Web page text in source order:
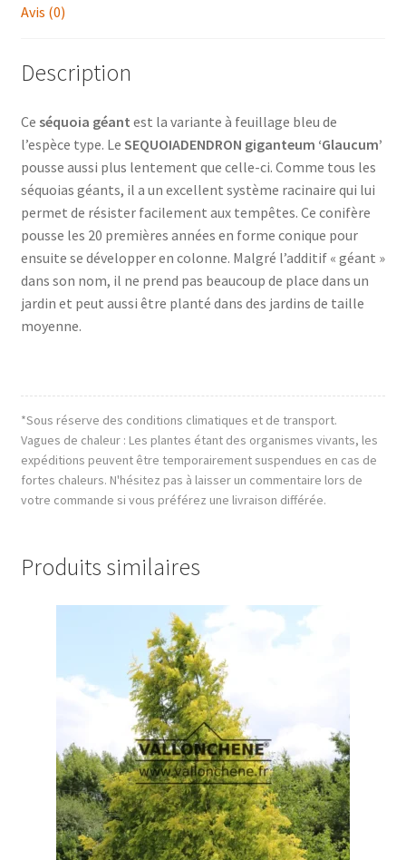
Avis (0)
Description
Ce séquoia géant est la variante à feuillage bleu de
l’espèce type. Le SEQUOIADENDRON giganteum ‘Glaucum’
pousse aussi plus lentement que celle-ci. Comme tous les
séquoias géants, il a un excellent système racinaire qui lui
permet de résister facilement aux tempêtes. Ce conifère
pousse les 20 premières années en forme conique pour
ensuite se développer en colonne. Malgré l’additif « géant »
dans son nom, il ne prend pas beaucoup de place dans un
jardin et peut aussi être planté dans des jardins de taille
moyenne.
*Sous réserve des conditions climatiques et de transport.
Vagues de chaleur : Les plantes étant des organismes vivants, les
expéditions peuvent être temporairement suspendues en cas de
fortes chaleurs. N'hésitez pas à laisser un commentaire lors de
votre commande si vous préférez une livraison différée.
Produits similaires